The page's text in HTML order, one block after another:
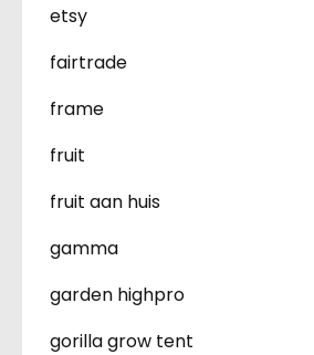
etsy
fairtrade
frame
fruit
fruit aan huis
gamma
garden highpro
gorilla grow tent